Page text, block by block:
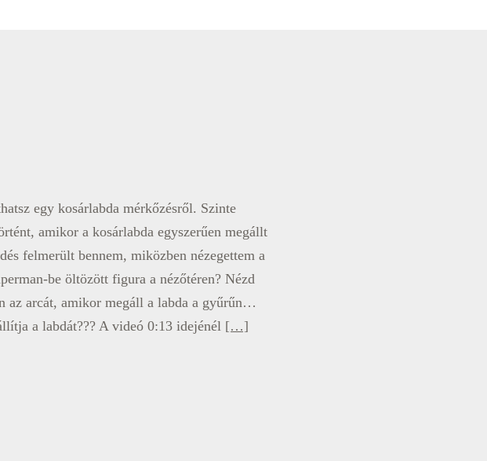
egy kosárlabda mérkőzésről. Szinte
amikor a kosárlabda egyszerűen megállt
felmerült bennem, miközben nézegettem a
be öltözött figura a nézőtéren? Nézd
az arcát, amikor megáll a labda a gyűrűn…
a labdát??? A videó 0:13 idejénél […]